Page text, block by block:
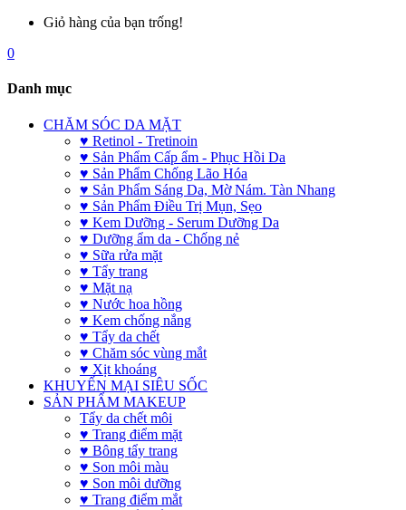
Giỏ hàng của bạn trống!
0
Danh mục
CHĂM SÓC DA MẶT
♥ Retinol - Tretinoin
♥ Sản Phẩm Cấp ẩm - Phục Hồi Da
♥ Sản Phẩm Chống Lão Hóa
♥ Sản Phẩm Sáng Da, Mờ Nám. Tàn Nhang
♥ Sản Phẩm Điều Trị Mụn, Sẹo
♥ Kem Dưỡng - Serum Dưỡng Da
♥ Dưỡng ẩm da - Chống nẻ
♥ Sữa rửa mặt
♥ Tẩy trang
♥ Mặt nạ
♥ Nước hoa hồng
♥ Kem chống nắng
♥ Tẩy da chết
♥ Chăm sóc vùng mắt
♥ Xịt khoáng
KHUYẾN MẠI SIÊU SỐC
SẢN PHẨM MAKEUP
Tẩy da chết môi
♥ Trang điểm mặt
♥ Bông tẩy trang
♥ Son môi màu
♥ Son môi dưỡng
♥ Trang điểm mắt